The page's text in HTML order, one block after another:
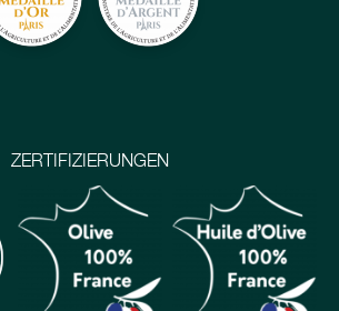
ZERTIFIZIERUNGEN